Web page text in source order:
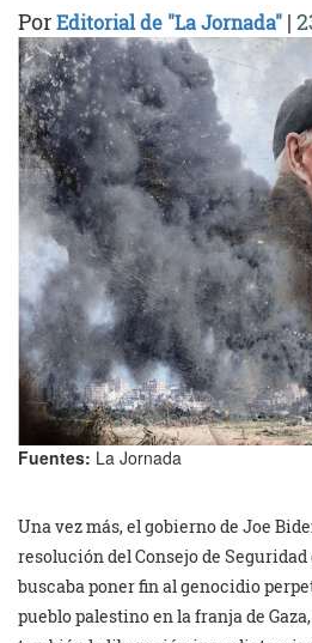
PorEditorial de "La Jornada" |
Fuentes: La Jornada
Una vez más, el gobierno de Joe
resolución del Consejo de
buscaba poner fin al genocidio
pueblo palestino en la franja de